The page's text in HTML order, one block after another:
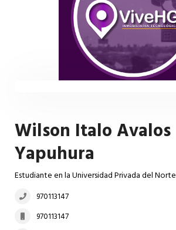
Wilson Italo Avalos
Yapuhura
Estudiante en la Universidad Privada del Norte
970113147
970113147